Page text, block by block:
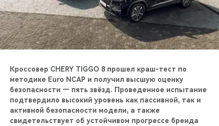
CHERY И СПОРТ
НАШИ МЕРОПРИЯТИЯ
ВИДЕООБЗОРЫ
CHERY ДЛЯ ДЕТЕЙ
Кроссовер CHERY TIGGO 8 прошел краш-тест по
методике Euro NCAP и получил высшую оценку
безопасности — пять звёзд. Проведенное испытание
подтвердило высокий уровень как пассивной, так и
активной безопасности модели, а также
свидетельствует об устойчивом прогрессе бренда